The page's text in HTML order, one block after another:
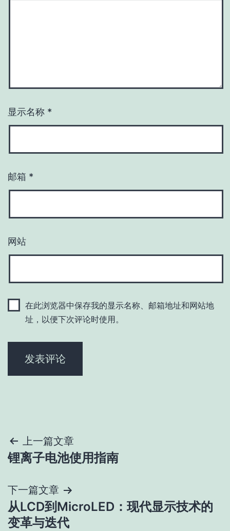
显示名称 *
邮箱 *
网站
在此浏览器中保存我的显示名称、邮箱地址和网站地
址，以便下次评论时使用。
文
章
导
航
上一篇文章
锂离子电池使用指南
下一篇文章
从LCD到MicroLED：现代显示技术的
变革与迭代